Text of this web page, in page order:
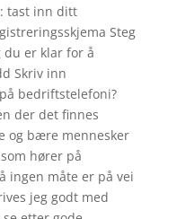
tast inn ditt
Steg
du er klar for å
Skriv inn
bedriftstelefoni?
der det finnes
og bære mennesker
hører på
ingen måte er på vei
jeg godt med